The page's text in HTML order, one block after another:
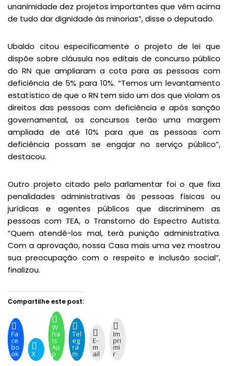
unanimidade dez projetos importantes que vêm acima
de tudo dar dignidade às minorias”, disse o deputado.
Ubaldo citou especificamente o projeto de lei que
dispõe sobre cláusula nos editais de concurso público
do RN que ampliaram a cota para as pessoas com
deficiência de 5% para 10%. “Temos um levantamento
estatístico de que o RN tem sido um dos que violam os
direitos das pessoas com deficiência e após sanção
governamental, os concursos terão uma margem
ampliada de até 10% para que as pessoas com
deficiência possam se engajar no serviço público”,
destacou.
Outro projeto citado pelo parlamentar foi o que fixa
penalidades administrativas às pessoas físicas ou
jurídicas e agentes públicos que discriminem as
pessoas com TEA, o Transtorno do Espectro Autista.
“Quem atendê-los mal, terá punição administrativa.
Com a aprovação, nossa Casa mais uma vez mostrou
sua preocupação com o respeito e inclusão social”,
finalizou.
Compartilhe este post:
Fa
ce
bo
ok X
W
ha
ts
Ap
p
Tel
eg
ra
m
E-
m
ail
Im
pri
mi
r